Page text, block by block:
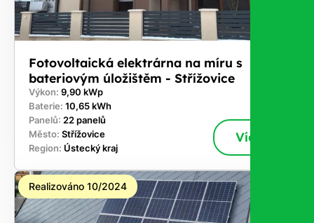
Fotovoltaická elektrárna na míru s
bateriovým úložištěm - Střížovice
Výkon: 9,90 kWp
Baterie: 10,65 kWh
Panelů: 22 panelů
Město: Střížovice
Region: Ústecký kraj
Více
Realizováno 10/2024